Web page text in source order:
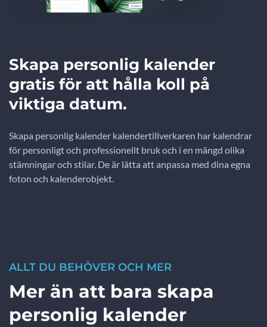
Skapa personlig kalender
gratis för att hålla koll på
viktiga datum.
Skapa personlig kalender kalendertillverkaren har kalendrar
för personligt och professionellt bruk och i en mängd olika
stämningar och stilar. De är lätta att anpassa med dina egna
foton och kalenderobjekt.
ALLT DU BEHÖVER OCH MER
Mer än att bara skapa
personlig kalender